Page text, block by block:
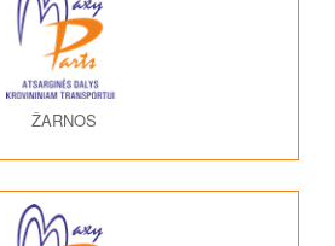
ŽARNOS